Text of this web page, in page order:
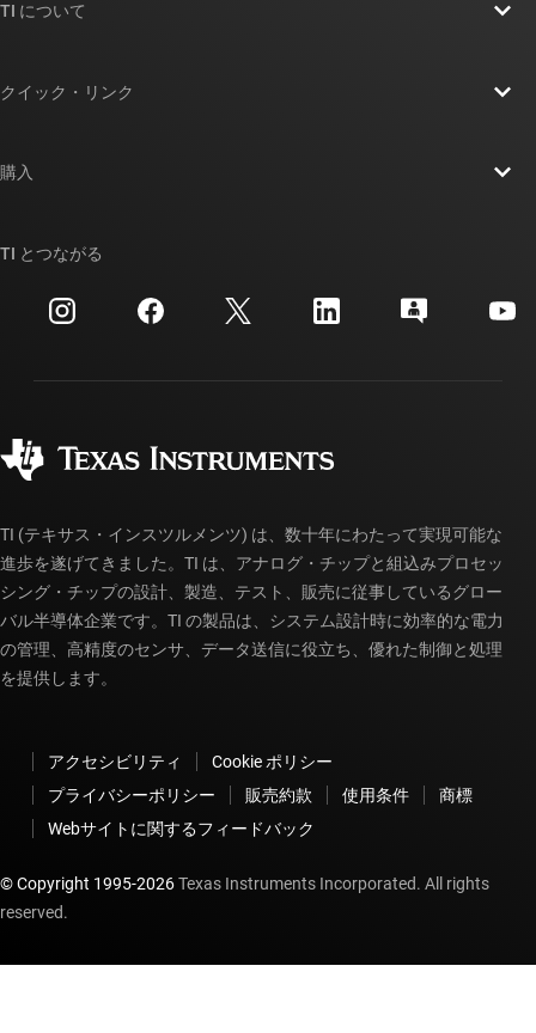
TI について
投資家向け情報
製造
クイック・リンク
クロスリファレンス検索
カスタマー・サポート・センター
myTI アカウントの FAQ
購入
ご注文に関する FAQ
TI とつながる
TI (テキサス・インスツルメンツ) は、数十年にわたって実現可能な
進歩を遂げてきました。TI は、アナログ・チップと組込みプロセッ
シング・チップの設計、製造、テスト、販売に従事しているグロー
バル半導体企業です。TI の製品は、システム設計時に効率的な電力
の管理、高精度のセンサ、データ送信に役立ち、優れた制御と処理
を提供します。
アクセシビリティ
Cookie ポリシー
プライバシーポリシー
販売約款 使用条件
商標
Webサイトに関するフィードバック
© Copyright 1995-2026Texas Instruments Incorporated. All rights
reserved.